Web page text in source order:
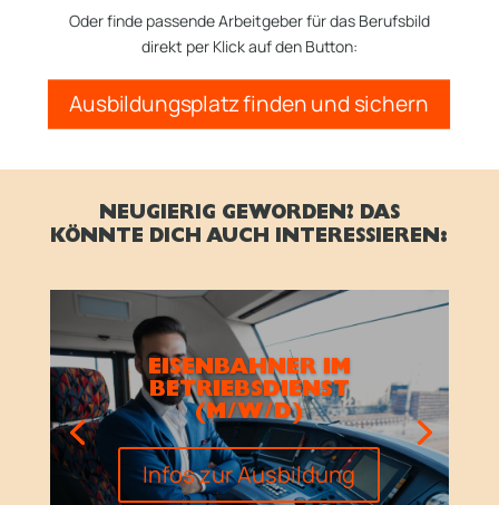
Oder finde passende Arbeitgeber für das Berufsbild
direkt per Klick auf den Button:
Ausbildungsplatz finden und sichern
NEUGIERIG GEWORDEN? DAS
KÖNNTE DICH AUCH INTERESSIEREN:
EISENBAHNER IM
BETRIEBSDIENST
(M/W/D)
Infos zur Ausbildung